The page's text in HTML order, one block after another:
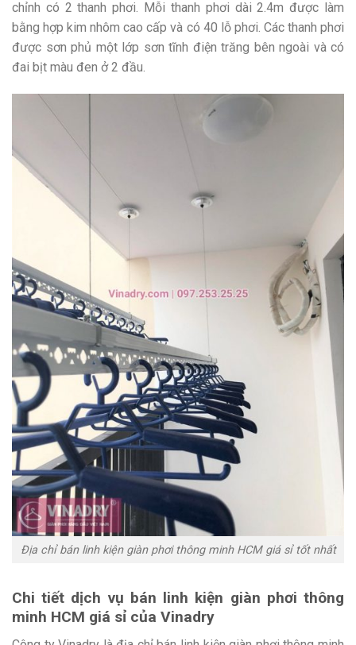
chỉnh có 2 thanh phơi. Mỗi thanh phơi dài 2.4m được làm
bằng hợp kim nhôm cao cấp và có 40 lỗ phơi. Các thanh phơi
được sơn phủ một lớp sơn tĩnh điện trăng bên ngoài và có
đai bịt màu đen ở 2 đầu.
Địa chỉ bán linh kiện giàn phơi thông minh HCM giá sỉ tốt nhất
Chi tiết dịch vụ bán linh kiện giàn phơi thông
minh HCM giá sỉ của Vinadry